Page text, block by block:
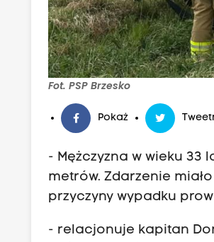
Fot. PSP Brzesko
Pokaż
- Mężczyzna w wieku 33
metrów. Zdarzenie
przyczyny wypadku
- relacjonuje kapitan